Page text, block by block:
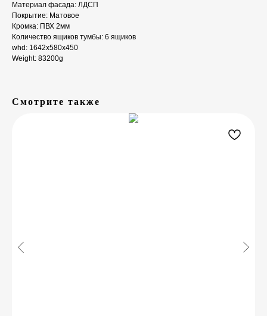
Материал фасада: ЛДСП
Покрытие: Матовое
Кромка: ПВХ 2мм
Количество ящиков тумбы: 6 ящиков
whd: 1642x580x450
Weight: 83200g
Смотрите также